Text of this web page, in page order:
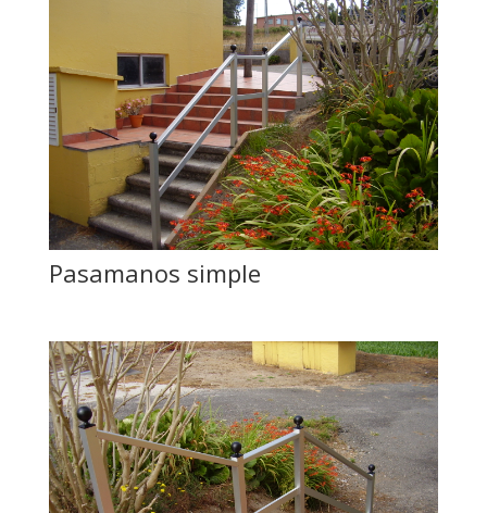
Pasamanos simple